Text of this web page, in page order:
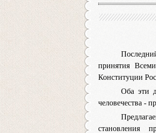
принятия
Конституции
Оба эти
человечества -
становления